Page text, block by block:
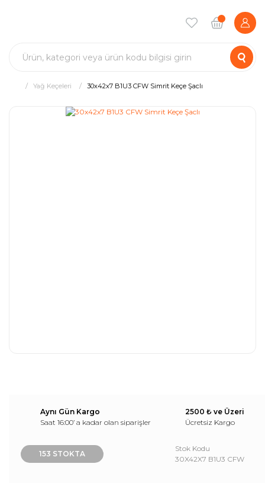
Yağ Keçeleri 30x42x7 B1U3 CFW Simrit Keçe Şaclı
Aynı Gün Kargo
Saat 16:00’ a kadar olan siparişler
2500 ₺ ve Üzeri
Ücretsiz Kargo
153 STOKTA
Stok Kodu
30X42X7 B1U3 CFW